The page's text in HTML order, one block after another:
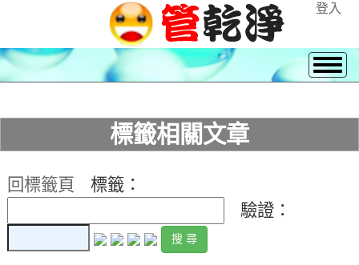
登入
標籤相關文章
回標籤頁
標籤：
驗證：